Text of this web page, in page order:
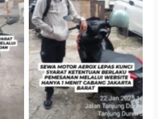
TNo Caption